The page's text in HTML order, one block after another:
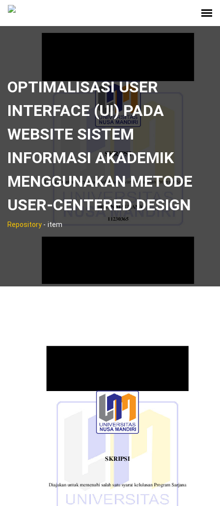
OPTIMALISASI USER
INTERFACE (UI) PADA
WEBSITE SISTEM
INFORMASI AKADEMIK
MENGGUNAKAN METODE
USER-CENTERED DESIGN
Repository - item